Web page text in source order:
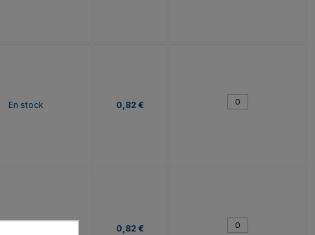
En stock 0,82 €
0,82 €